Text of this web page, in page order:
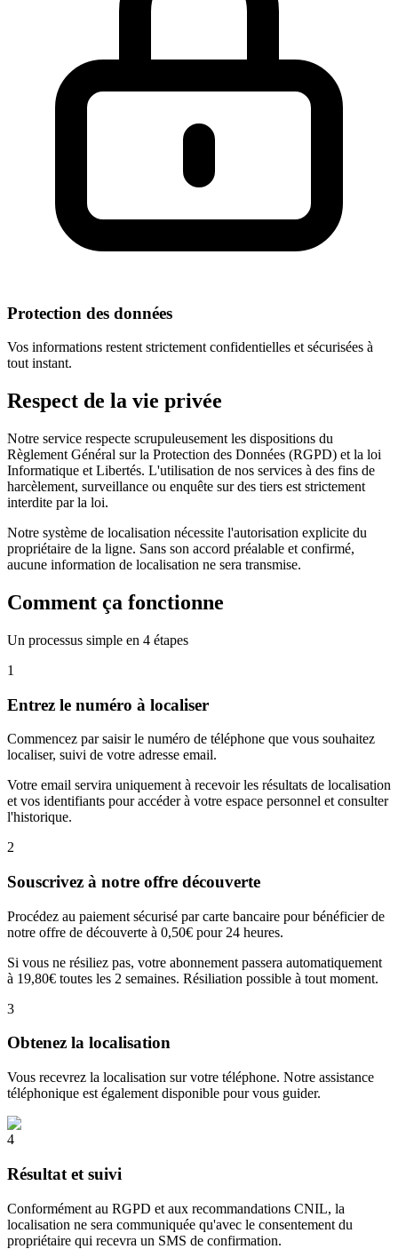
Protection des données
Vos informations restent strictement confidentielles et sécurisées à
tout instant.
Respect de la vie privée
Notre service respecte scrupuleusement les dispositions du
Règlement Général sur la Protection des Données (RGPD) et la loi
Informatique et Libertés. L'utilisation de nos services à des fins de
harcèlement, surveillance ou enquête sur des tiers est strictement
interdite par la loi.
Notre système de localisation nécessite l'autorisation explicite du
propriétaire de la ligne. Sans son accord préalable et confirmé,
aucune information de localisation ne sera transmise.
Comment ça fonctionne
Un processus simple en 4 étapes
1
Entrez le numéro à localiser
Commencez par saisir le numéro de téléphone que vous souhaitez
localiser, suivi de votre adresse email.
Votre email servira uniquement à recevoir les résultats de localisation
et vos identifiants pour accéder à votre espace personnel et consulter
l'historique.
2
Souscrivez à notre offre découverte
Procédez au paiement sécurisé par carte bancaire pour bénéficier de
notre offre de découverte à 0,50€ pour 24 heures.
Si vous ne résiliez pas, votre abonnement passera automatiquement
à 19,80€ toutes les 2 semaines. Résiliation possible à tout moment.
3
Obtenez la localisation
Vous recevrez la localisation sur votre téléphone. Notre assistance
téléphonique est également disponible pour vous guider.
4
Résultat et suivi
Conformément au RGPD et aux recommandations CNIL, la
localisation ne sera communiquée qu'avec le consentement du
propriétaire qui recevra un SMS de confirmation.